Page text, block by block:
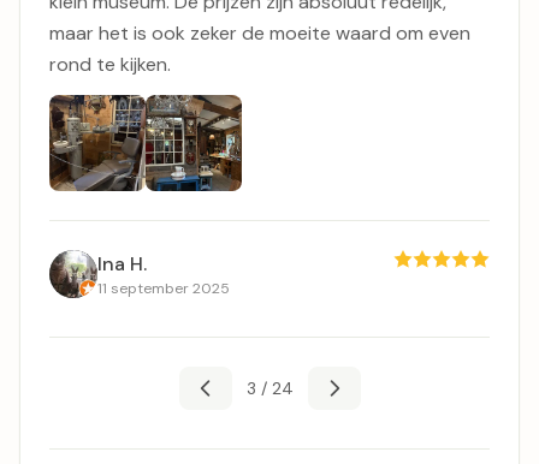
maar het is ook zeker de moeite waard om even
rond te kijken.
Ina H.
11 september 2025
3 / 24